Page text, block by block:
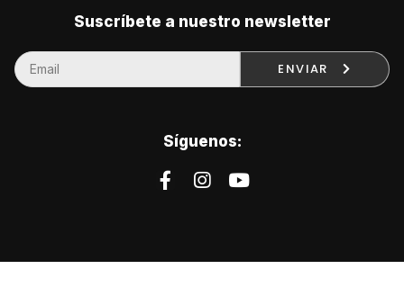
Suscríbete a nuestro newsletter
ENVIAR
Síguenos: